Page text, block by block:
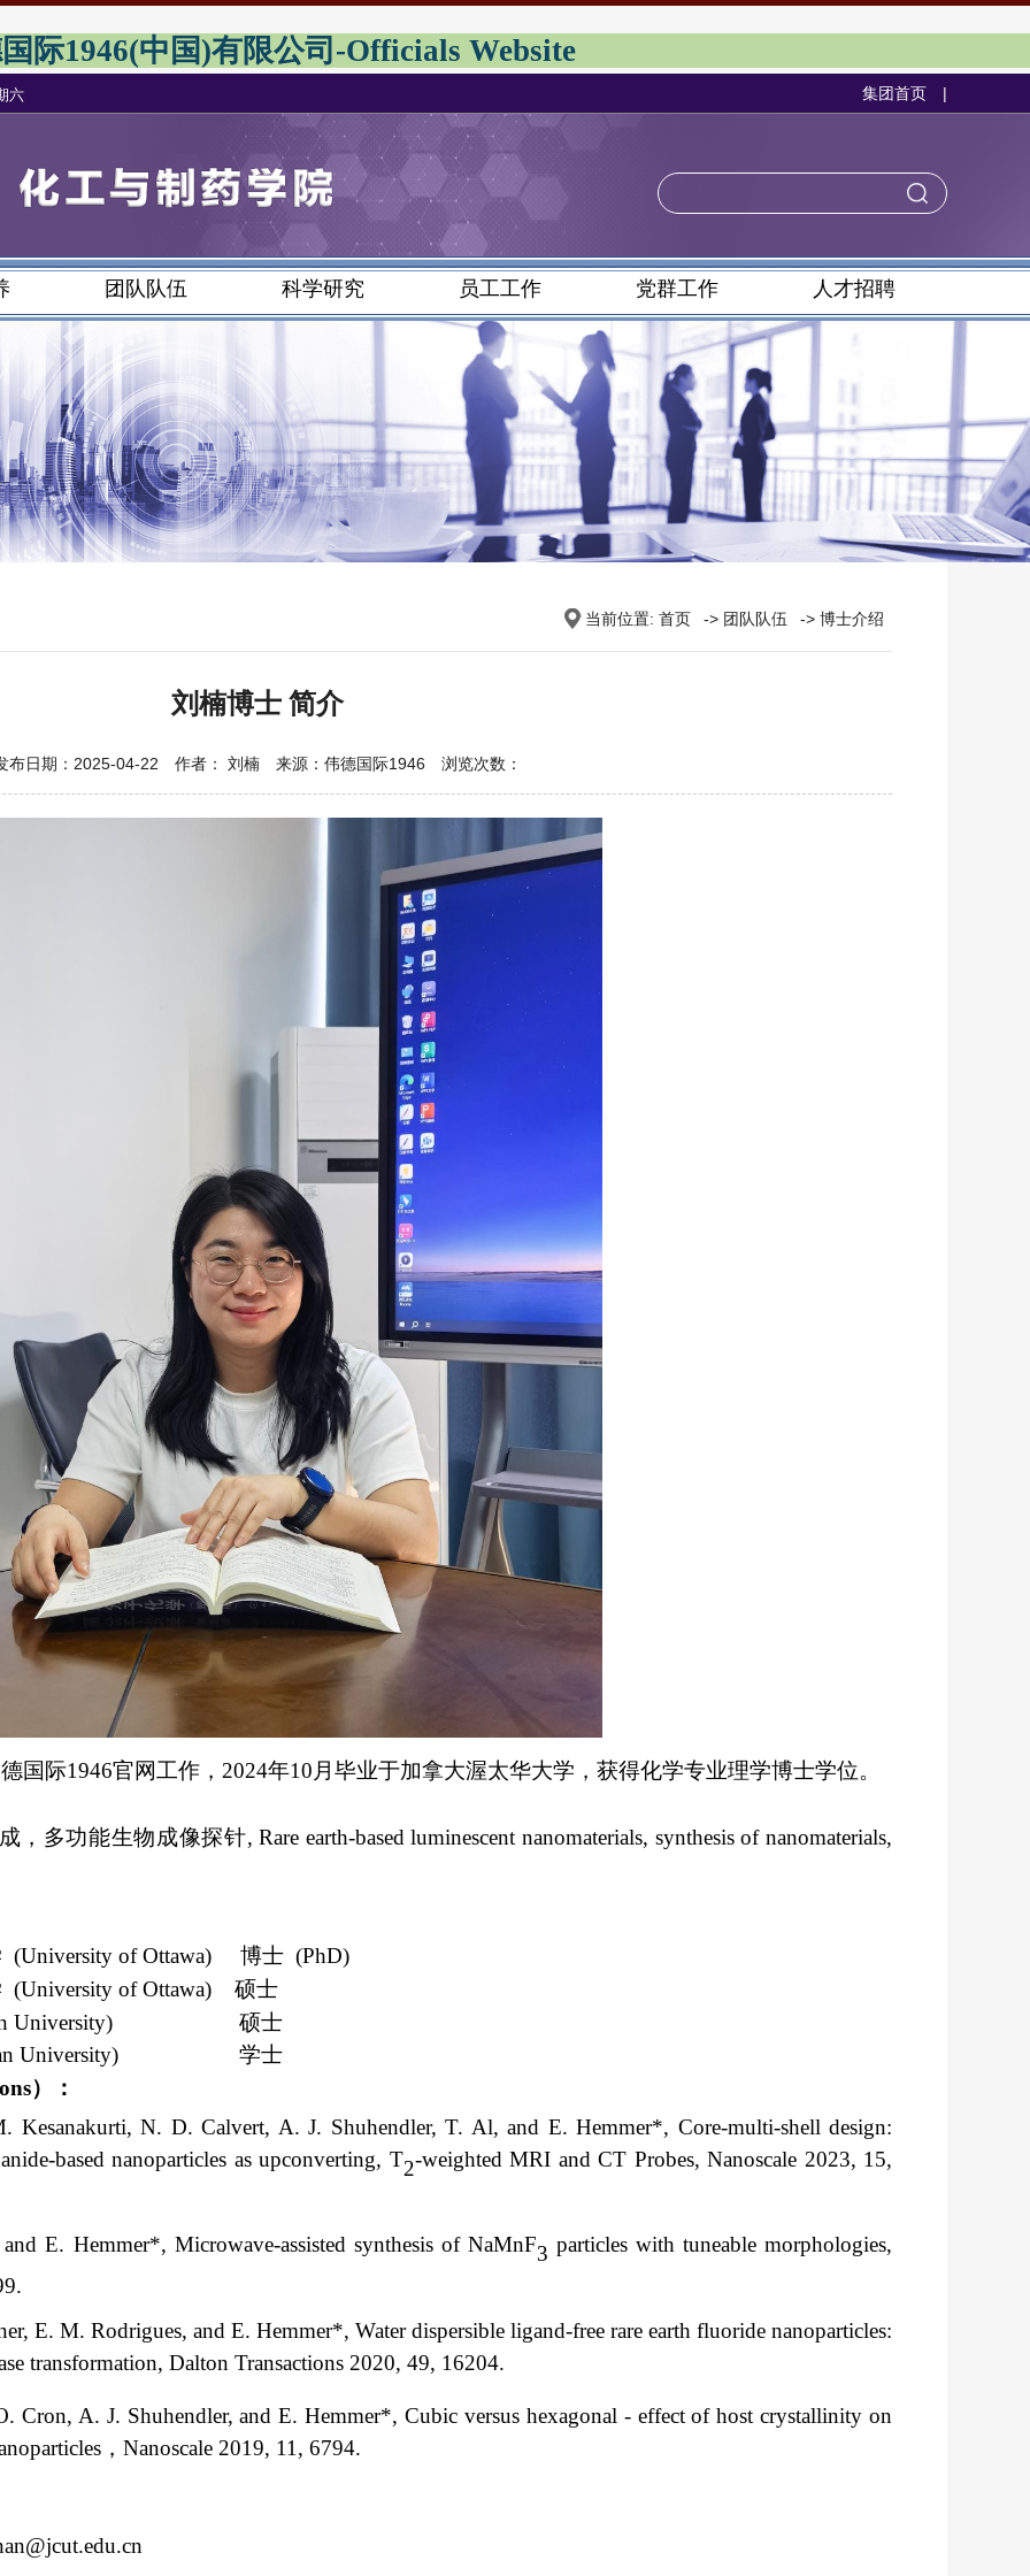
际1946(中国)有限公司-Officials Website
六 集团首页 |
团队队伍 科学研究 员工工作 党群工作 人才招聘
当前位置: 首页 -> 团队队伍 -> 博士介绍
刘楠博士 简介
布日期：2025-04-22 作者： 刘楠 来源：伟德国际1946 浏览次数：
国际1946官网工作， 2024年10月毕业于加拿大渥太华大学，获得化学专业理学博士学位。
，多功能生物成像探针, Rare earth-based luminescent nanomaterials, synthesis of nanomaterials,
(University of Ottawa) 博士 (PhD)
(University of Ottawa) 硕士
University) 硕士
University) 学士
）：
N. D. Calvert, A. J. Shuhendler, T. Al, and E. Hemmer*, Core-multi-shell design:
based nanoparticles as upconverting, T2-weighted MRI and CT Probes, Nanoscale 2023, 15,
E. Hemmer*, Microwave-assisted synthesis of NaMnF3 particles with tuneable morphologies,
E. M. Rodrigues, and E. Hemmer*, Water dispersible ligand-free rare earth fluoride nanoparticles:
transformation, Dalton Transactions 2020, 49, 16204.
Cron, A. J. Shuhendler, and E. Hemmer*, Cubic versus hexagonal - effect of host crystallinity on
， Nanoscale 2019, 11, 6794.